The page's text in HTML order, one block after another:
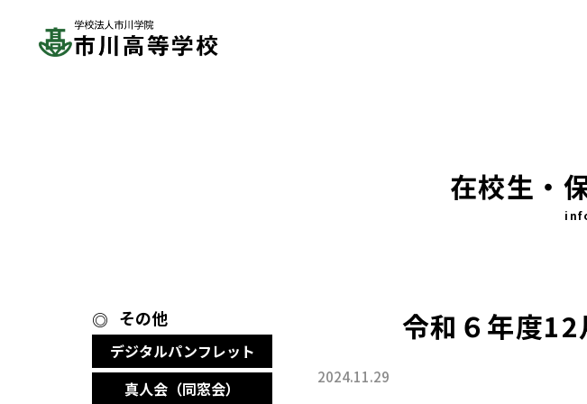
在校生・
その他
デジタルパンフレット
真人会（同窓会）
令和６年度
2024.11.29